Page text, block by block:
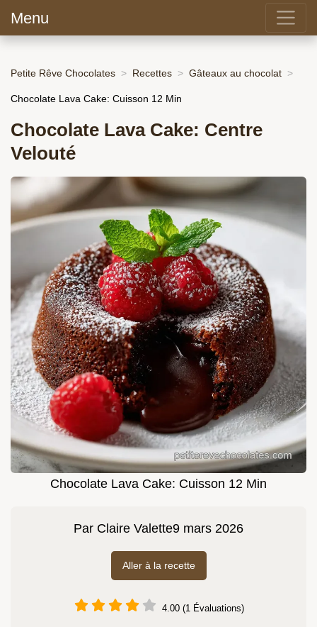
Menu
Petite Rêve Chocolates Recettes Gâteaux au chocolat
Chocolate Lava Cake: Cuisson 12 Min
Chocolate Lava Cake: Centre
Velouté
Chocolate Lava Cake: Cuisson 12 Min
Par Claire Valette9 mars 2026
Aller à la recette
4.00 (1 Évaluations)